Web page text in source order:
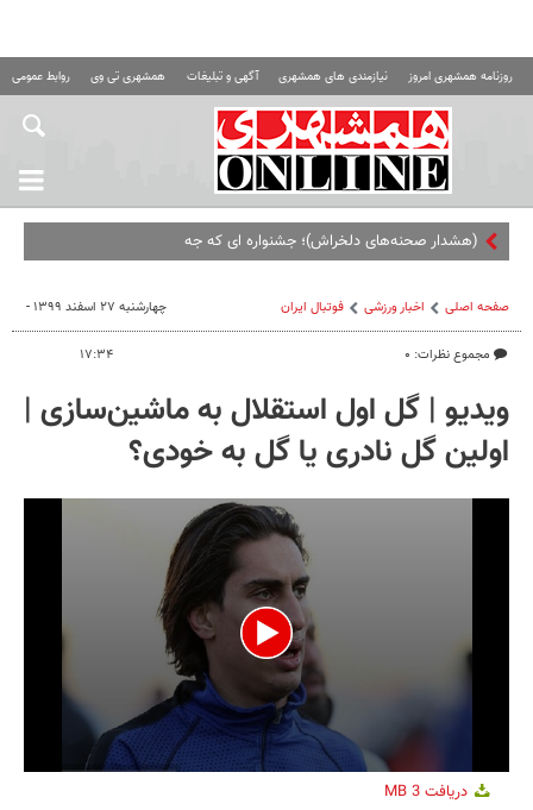
روزنامه همشهری امروز نیازمندی های همشهری آگهی و تبلیغات همشهری تی وی روابط عمومی
(هشدار صحنه‌های دلخراش)؛ جشنواره ای که جهنم شد! +
صفحه اصلی اخبار ورزشی فوتبال ايران
مجموع نظرات: ۰
چهارشنبه ۲۷ اسفند ۱۳۹۹ -
۱۷:۳۴
ویدیو | گل اول استقلال به ماشین‌سازی |
اولین گل نادری یا گل به خودی؟
0 دریافت 3 MB